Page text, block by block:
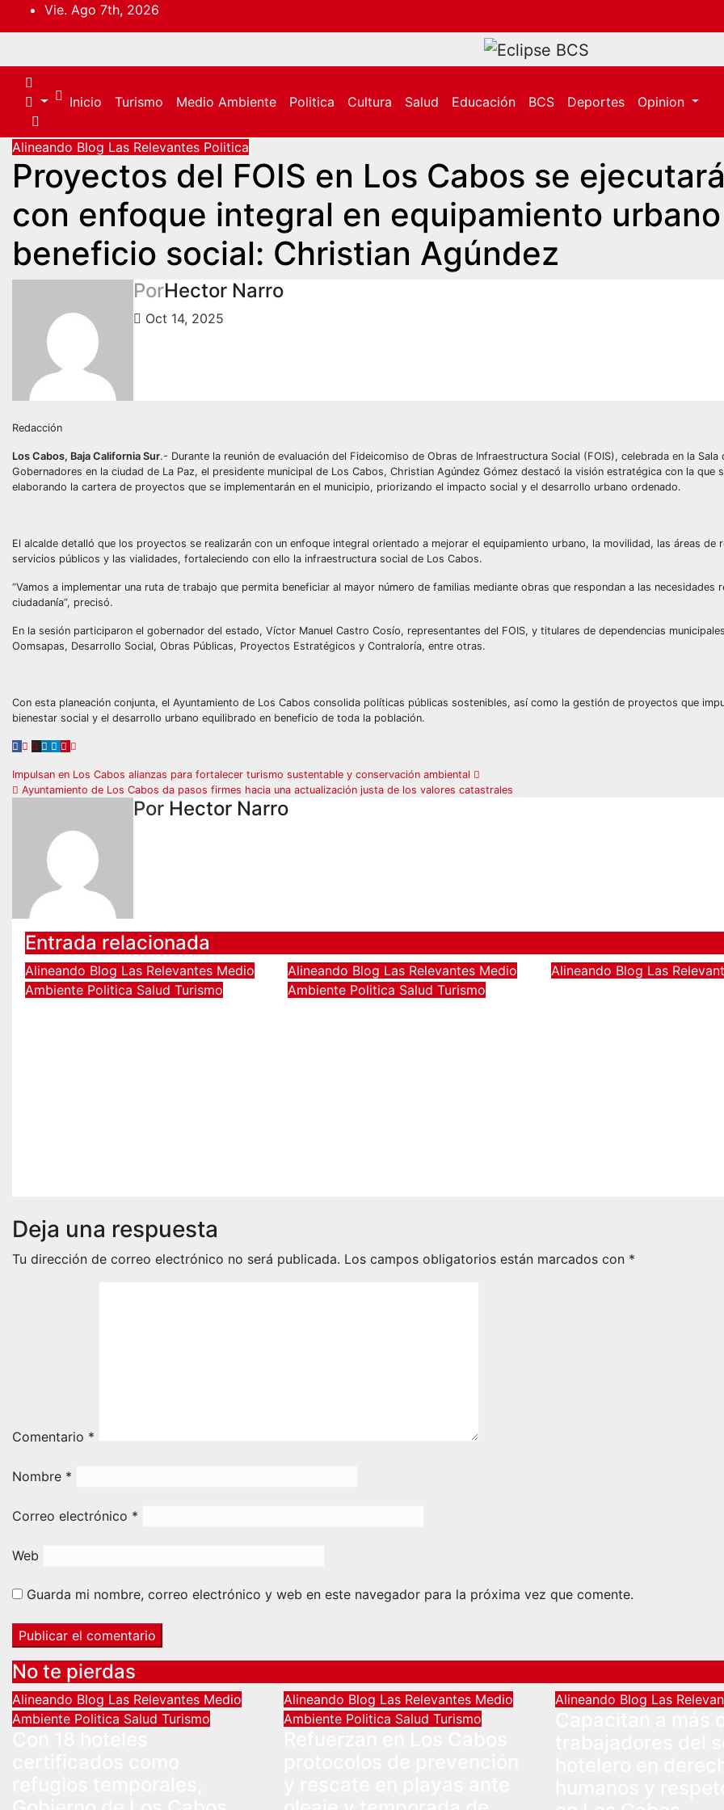
Saltar
al
Vie. Ago 7th, 2026
Inicio Turismo Medio Ambiente Politica Cultura Salud Educación BCS Deportes Opinion
Alineando Blog Las Relevantes Politica
Proyectos del FOIS en Los Cabos se
con enfoque integral en equipamiento
beneficio social: Christian Agúndez
PorHector Narro
Oct 14, 2025
Redacción
Los Cabos, Baja California Sur.- Durante la reunión de evaluación del Fideicomiso de Obras de Infraestructura Social (FOIS), celebrada en la Sala
Gobernadores en la ciudad de La Paz, el presidente municipal de Los Cabos, Christian Agúndez Gómez destacó la visión estratégica con la que
elaborando la cartera de proyectos que se implementarán en el municipio, priorizando el impacto social y el desarrollo urbano ordenado.
El alcalde detalló que los proyectos se realizarán con un enfoque integral orientado a mejorar el equipamiento urbano, la movilidad, las áreas de
servicios públicos y las vialidades, fortaleciendo con ello la infraestructura social de Los Cabos.
“Vamos a implementar una ruta de trabajo que permita beneficiar al mayor número de familias mediante obras que respondan a las necesidades
ciudadanía”, precisó.
En la sesión participaron el gobernador del estado, Víctor Manuel Castro Cosío, representantes del FOIS, y titulares de dependencias
Oomsapas, Desarrollo Social, Obras Públicas, Proyectos Estratégicos y Contraloría, entre otras.
Con esta planeación conjunta, el Ayuntamiento de Los Cabos consolida políticas públicas sostenibles, así como la gestión de proyectos que
bienestar social y el desarrollo urbano equilibrado en beneficio de toda la población.
Navegación
entradas
Impulsan en Los Cabos alianzas para fortalecer turismo sustentable y conservación ambiental
Ayuntamiento de Los Cabos da pasos firmes hacia una actualización justa de los valores catastrales
Por Hector Narro
Entrada relacionada
Alineando Blog Las Relevantes Medio
Ambiente Politica Salud Turismo
Alineando Blog Las Relevantes Medio
Ambiente Politica SaludTurismo
Alineando Blog Las
Deja una respuesta
Tu dirección de correo electrónico no será publicada. Los campos obligatorios están marcados con *
Comentario *
Nombre *
Correo electrónico *
Web
Guarda mi nombre, correo electrónico y web en este navegador para la próxima vez que comente.
No te pierdas
Alineando Blog Las Relevantes Medio
Ambiente Politica Salud Turismo
Alineando Blog Las Relevantes Medio
Ambiente Politica Salud Turismo
Alineando Blog Las